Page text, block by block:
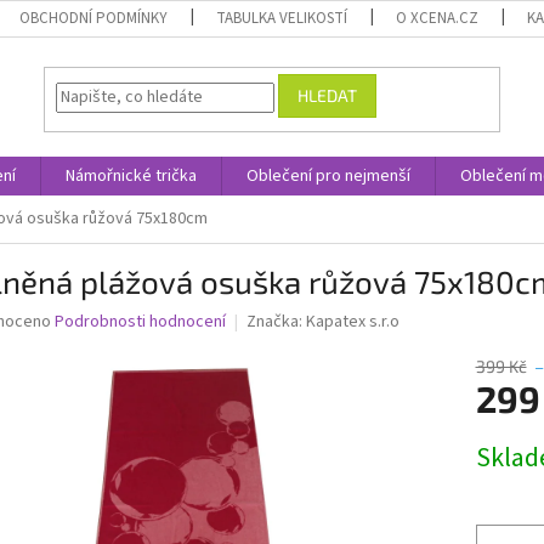
OBCHODNÍ PODMÍNKY TABULKA VELIKOSTÍ O XCENA.CZ
HLEDAT
Námořnické trička Oblečení pro nejmenší Oblečení
osuška růžová 75x180cm
plážová osuška růžová
Podrobnosti hodnocení Značka: Kapatex s.r.o
399 Kč
cena: